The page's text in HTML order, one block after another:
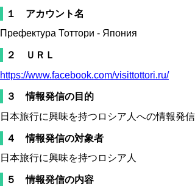
１ アカウント名
Префектура Тоттори - Япония
２ ＵＲＬ
https://www.facebook.com/visittottori.ru/
３ 情報発信の目的
日本旅行に興味を持つロシア人への情報発信
４ 情報発信の対象者
日本旅行に興味を持つロシア人
５ 情報発信の内容